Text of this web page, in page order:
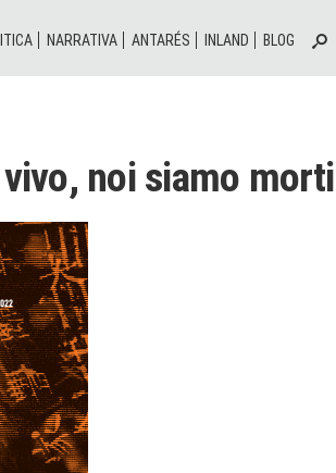
NARRATIVA ANTARÉS INLAND BLOG
noi siamo morti